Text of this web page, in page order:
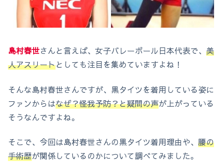
島村春世さんと言えば、女子バレーボール日本代表で、 美
人アスリートとしても注目を集めていますよね！
そんな島村春世さんですが、黒タイツを着用している姿に
ファンからはなぜ？怪我予防？と疑問の声が上がっている
そうなんですよね。
そこで、今回は島村春世さんの黒タイツ着用理由や、 腰の
手術歴が関係しているのかについて調べてみました。